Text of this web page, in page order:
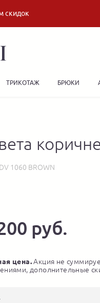
скидок
ТРИКОТАЖ БРЮКИ
DV 1060 BROWN
руб.
цена.Акция не
дополнительные